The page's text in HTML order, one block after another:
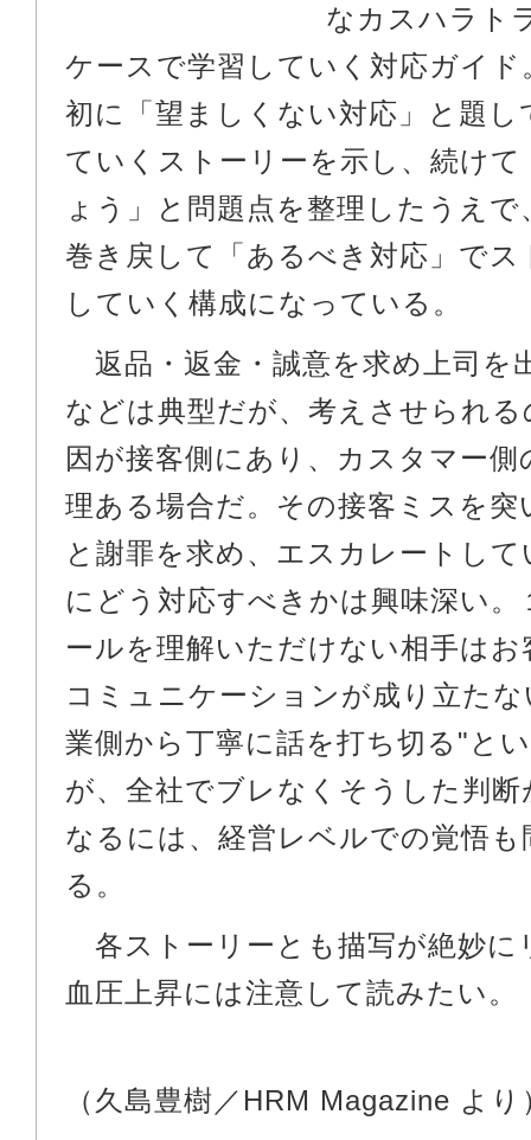
なカスハラト
ケースで学習していく対応ガイド
初に「望ましくない対応」と題し
ていくストーリーを示し、続け
ょう」と問題点を整理したうえ
巻き戻して「あるべき対応」でス
していく構成になっている。
返品・返金・誠意を求め上司を
などは典型だが、考えさせられ
因が接客側にあり、カスタマー側
理ある場合だ。その接客ミスを突
と謝罪を求め、エスカレートし
にどう対応すべきかは興味深い
ールを理解いただけない相手は
コミュニケーションが成り立た
業側から丁寧に話を打ち切る"と
が、全社でブレなくそうした判
なるには、経営レベルでの覚悟
る。
各ストーリーとも描写が絶妙に
血圧上昇には注意して読みたい。
（久島豊樹／HRM Magazine より